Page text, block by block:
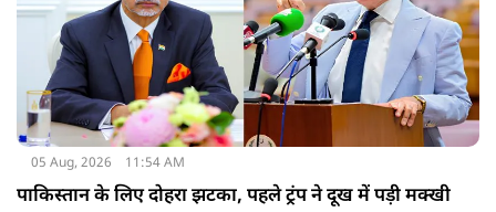
05 Aug, 2026 11:54 AM
पाकिस्तान के लिए दोहरा झटका, पहले ट्रंप ने दूख में पड़ी मक्खी